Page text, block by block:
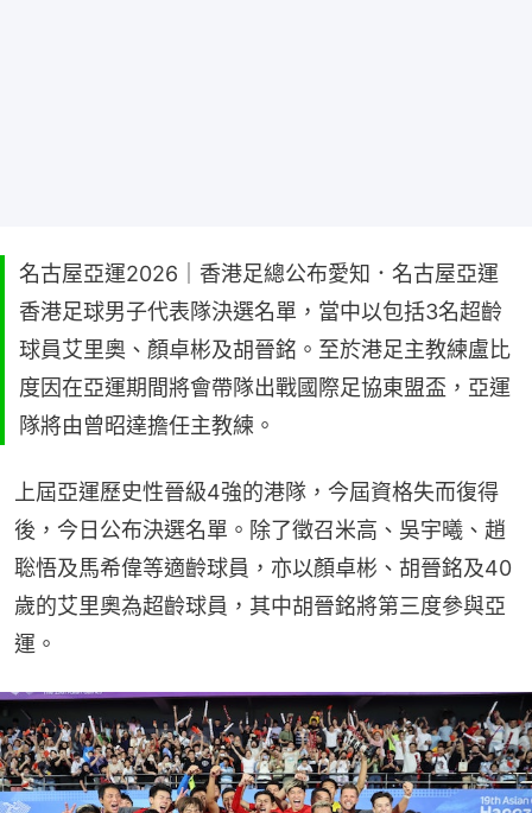
名古屋亞運2026｜香港足總公布愛知．名古屋亞運
香港足球男子代表隊決選名單，當中以包括3名超齡
球員艾里奧、顏卓彬及胡晉銘。至於港足主教練盧比
度因在亞運期間將會帶隊出戰國際足協東盟盃，亞運
隊將由曾昭達擔任主教練。
上屆亞運歷史性晉級4強的港隊，今屆資格失而復得
後，今日公布決選名單。除了徵召米高、吳宇曦、趙
聡悟及馬希偉等適齡球員，亦以顏卓彬、胡晉銘及40
歲的艾里奧為超齡球員，其中胡晉銘將第三度參與亞
運。